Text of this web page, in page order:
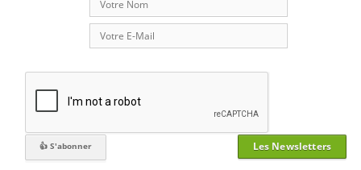
Les Newsletters